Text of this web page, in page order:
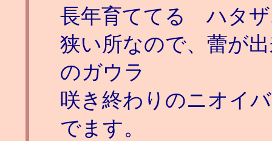
長年育ててる ハタ
狭い所なので、蕾が
のガウラ
咲き終わりのニオイ
でます。